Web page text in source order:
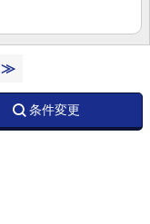
≫
条件変更